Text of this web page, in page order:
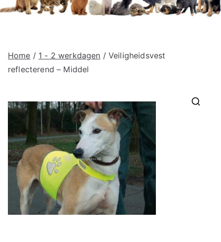
Home / 1 - 2 werkdagen / Veiligheidsvest
reflecterend – Middel